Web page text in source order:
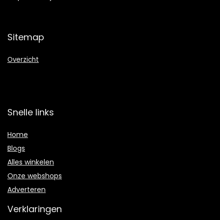
Sitemap
Overzicht
Snelle links
Home
Blogs
Alles winkelen
Onze webshops
Adverteren
Verklaringen